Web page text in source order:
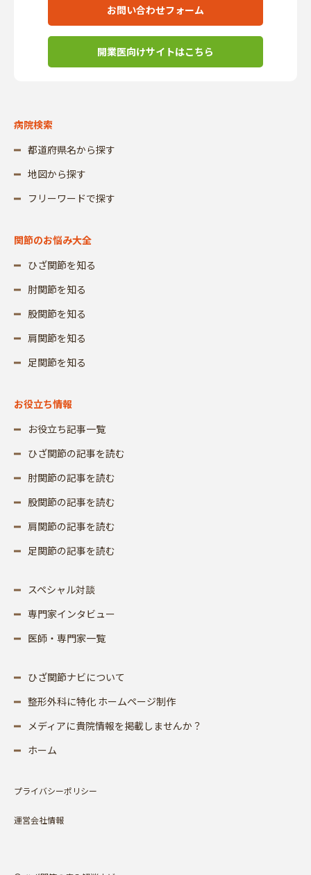
お問い合わせフォーム
開業医向けサイトはこちら
病院検索
都道府県名から探す
地図から探す
フリーワードで探す
関節のお悩み大全
ひざ関節を知る
肘関節を知る
股関節を知る
肩関節を知る
足関節を知る
お役立ち情報
お役立ち記事一覧
ひざ関節の記事を読む
肘関節の記事を読む
股関節の記事を読む
肩関節の記事を読む
足関節の記事を読む
スペシャル対談
専門家インタビュー
医師・専門家一覧
ひざ関節ナビについて
整形外科に特化 ホームページ制作
メディアに貴院情報を掲載しませんか？
ホーム
プライバシーポリシー
運営会社情報